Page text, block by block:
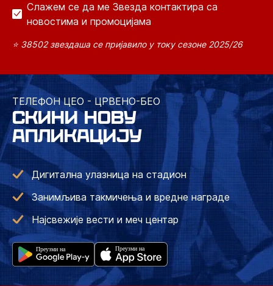
Слажем се да ме Звезда контактира са
новостима и промоцијама
⭐ 38502 звездаша се пријавило у току сезоне 2025/26
ТЕЛЕФОН ЦЕО - ЦРВЕНО-БЕО
СКИНИ НОВУ
АПЛИКАЦИЈУ
Дигитална улазница на стадион
Занимљива такмичења и вредне награде
Најсвежије вести и меч центар